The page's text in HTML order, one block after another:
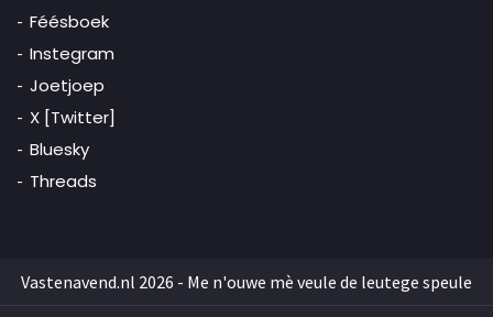
Féésboek
Instegram
Joetjoep
X [Twitter]
Bluesky
Threads
Vastenavend.nl 2026 - Me n'ouwe mè veule de leutege speule